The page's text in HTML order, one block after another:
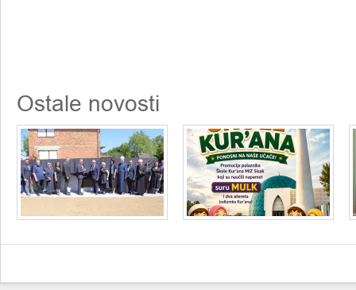
Ostale novosti